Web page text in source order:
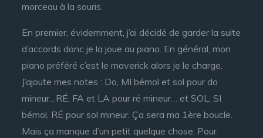
morceau à la souris.
En premier, évidemment, j’ai décidé de garder la suite
d’accords donc je la joue au piano. En général, mon
piano préféré c’est le maverick alors je le charge.
J’ajoute mes notes : Do, MI bémol et sol pour do
mineur…RÉ, FA et LA pour ré mineur… et SOL, SI
bémol, RÉ pour sol mineur. Ça sera ma 1ère boucle.
Mais ça manque d’un petit quelque chose. Pour